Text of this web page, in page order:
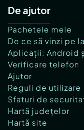
De ajutor
Pachetele mele
De ce să vinzi pe
Aplicații: Android
Verificare telefon
Ajutor
Reguli de utilizare
Sfaturi de
Hartă județelor
Hartă site